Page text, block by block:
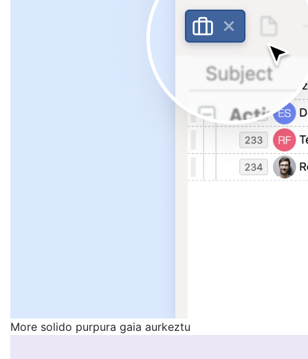
More solido purpura gaia aurkeztu